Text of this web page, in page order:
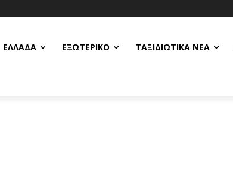
ΕΛΛΆΔΑ ΕΞΩΤΕΡΙΚΌ ΤΑΞΙΔΙΩΤΙΚΆ ΝΈΑ